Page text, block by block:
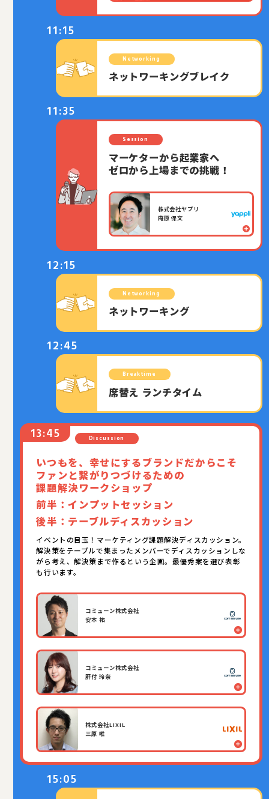
11:15
Networking
ネットワーキングブレイク
11:35
Session
マーケターから起業家へ
ゼロから上場までの挑戦！
株式会社ヤプリ
庵原 保文
12:15
Networking
ネットワーキング
12:45
Breaktime
席替え ランチタイム
Discussion
いつもを、幸せにするブランドだからこそ
ファンと繋がりつづけるための
課題解決ワークショップ
前半：インプットセッション
後半：テーブルディスカッション
イベントの目玉！マーケティング課題解決ディスカッション。
解決策をテーブルで集まったメンバーでディスカッションしな
がら考え、解決策まで作るという企画。最優秀案を選び表彰
も行います。
コミューン株式会社
安本 祐
コミューン株式会社
肝付 玲奈
株式会社LIXIL
三原 唯
15:05